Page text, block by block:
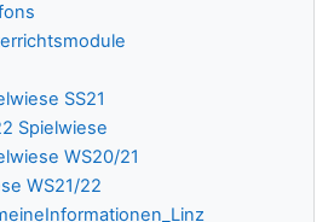
SS21
Spielwiese
WS20/21
WS21/22